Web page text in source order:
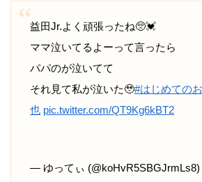
益田Jr.よく頑張ったね🥺💓
ママ泣いてるよーって言ったら
パパのが泣いてて
それ見て私が泣いた🥹#はじめての
也 pic.twitter.com/QT9Kg6kBT2
— ゆってぃ (@koHvR5SBGJrmLs8)